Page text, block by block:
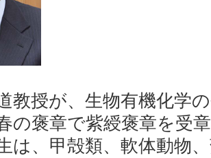
教授が、生物有機化学
の褒章で紫綬褒章を受
は、甲殻類、軟体動物